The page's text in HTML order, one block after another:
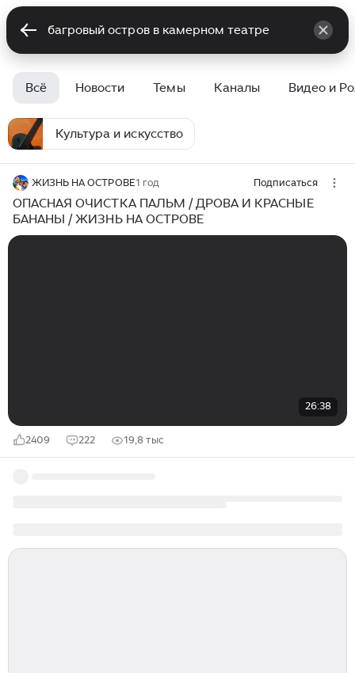
Всё Новости Темы Каналы Видео и
Культура и искусство
ЖИЗНЬ НА ОСТРОВЕ1 год Подписаться
ОПАСНАЯ ОЧИСТКА ПАЛЬМ / ДРОВА И КРАСНЫЕ
БАНАНЫ / ЖИЗНЬ НА ОСТРОВЕ
26:38
2409 222 19,8 тыс